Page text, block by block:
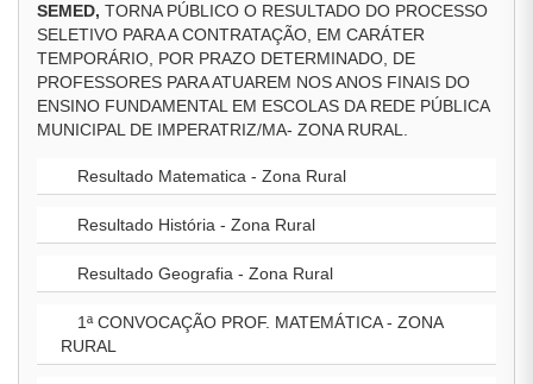
SEMED, TORNA PÚBLICO O RESULTADO DO PROCESSO
SELETIVO PARA A CONTRATAÇÃO, EM CARÁTER
TEMPORÁRIO, POR PRAZO DETERMINADO, DE
PROFESSORES PARA ATUAREM NOS ANOS FINAIS DO
ENSINO FUNDAMENTAL EM ESCOLAS DA REDE PÚBLICA
MUNICIPAL DE IMPERATRIZ/MA- ZONA RURAL.
Resultado Matematica - Zona Rural
Resultado História - Zona Rural
Resultado Geografia - Zona Rural
1ª CONVOCAÇÃO PROF. MATEMÁTICA - ZONA
RURAL